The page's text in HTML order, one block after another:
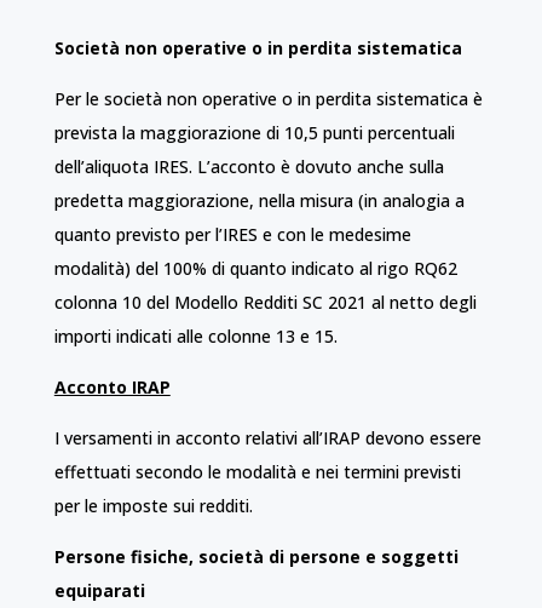
Società non operative o in perdita sistematica
Per le società non operative o in perdita sistematica è
prevista la maggiorazione di 10,5 punti percentuali
dell’aliquota IRES. L’acconto è dovuto anche sulla
predetta maggiorazione, nella misura (in analogia a
quanto previsto per l’IRES e con le medesime
modalità) del 100% di quanto indicato al rigo RQ62
colonna 10 del Modello Redditi SC 2021 al netto degli
importi indicati alle colonne 13 e 15.
Acconto IRAP
I versamenti in acconto relativi all’IRAP devono essere
effettuati secondo le modalità e nei termini previsti
per le imposte sui redditi.
Persone fisiche, società di persone e soggetti
equiparati